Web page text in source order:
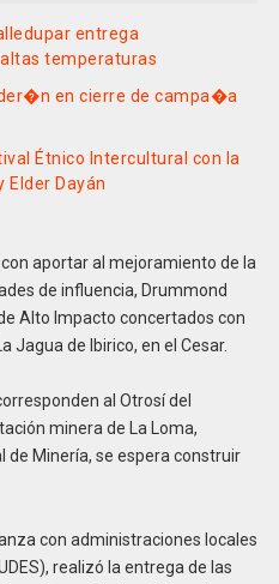
entrega
temperaturas
en cierre de campa�a
Étnico Intercultural con la
Elder Dayán
aportar al mejoramiento de la
de influencia, Drummond
Alto Impacto concertados con
Jagua de Ibirico, en el Cesar.
al Otrosí del
minera de La Loma,
de Minería, se espera construir
con administraciones locales
realizó la entrega de las